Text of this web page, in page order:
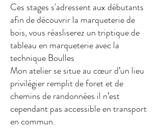
Ces stages s'adressent aux débutants
afin de découvrir la marqueterie de
bois, vous réasliserez un triptique de
tableau en marqueterie avec la
technique Boulles
Mon atelier se situe au cœur d’un lieu
privilégier remplit de foret et de
chemins de randonnées il n’est
cependant pas accessible en transport
en commun.